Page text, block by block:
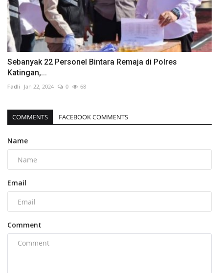
Sebanyak 22 Personel Bintara Remaja di Polres
Katingan,...
Fadli Jan 22, 2024 0 68
COMMENTS FACEBOOK COMMENTS
Name
Email
Comment